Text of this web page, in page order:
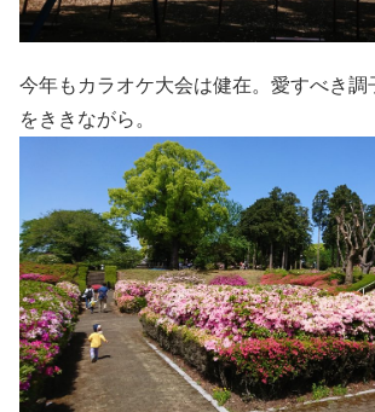
今年もカラオケ大会は健在。愛すべき調
をききながら。